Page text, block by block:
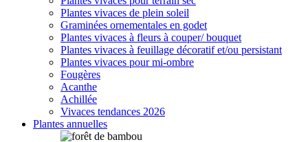
Plantes vivaces de plein soleil
Graminées ornementales en godet
Plantes vivaces à fleurs à couper/ bouquet
Plantes vivaces à feuillage décoratif et/ou persistant
Plantes vivaces pour mi-ombre
Fougères
Acanthe
Achillée
Vivaces tendances 2026
Plantes annuelles